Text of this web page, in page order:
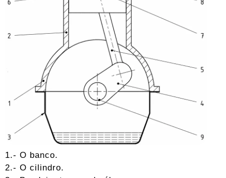
1.- O banco.
2.- O cilindro.